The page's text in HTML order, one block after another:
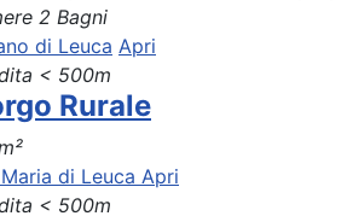
2 Bagni
di Leuca Apri
< 500m
Rurale
di Leuca Apri
< 500m